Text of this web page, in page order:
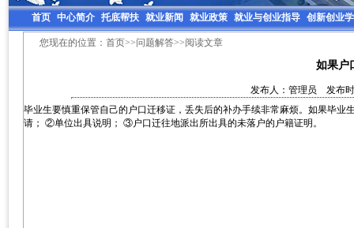
首页 中心简介 托底帮扶 就业新闻 就业政策 就业与创业指导 创新创业
您现在的位置：首页>>问题解答>>阅读文章
如果户
发布人：管理员 发布
毕业生要慎重保管自己的户口迁移证，丢失后的补办手续非常麻烦。如果毕
请； ②单位出具说明； ③户口迁往地派出所出具的未落户的户籍证明。